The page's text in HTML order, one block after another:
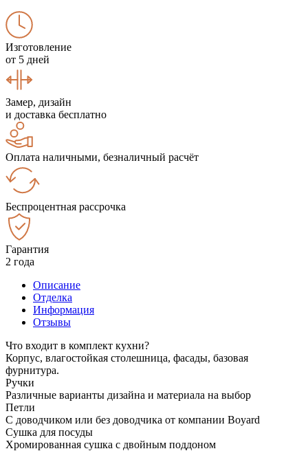
Изготовление
от 5 дней
Замер, дизайн
и доставка бесплатно
Оплата наличными, безналичный расчёт
Беспроцентная рассрочка
Гарантия
2 года
Описание
Отделка
Информация
Отзывы
Что входит в комплект кухни?
Корпус, влагостойкая столешница, фасады, базовая
фурнитура.
Ручки
Различные варианты дизайна и материала на выбор
Петли
С доводчиком или без доводчика от компании Boyard
Сушка для посуды
Хромированная сушка с двойным поддоном